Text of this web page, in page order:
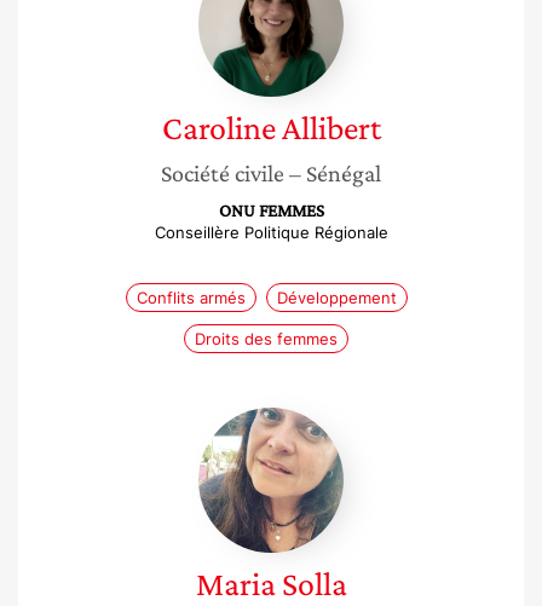
CarolineAllibert
Société civile – Sénégal
ONU FEMMES
Conseillère Politique Régionale
Conflits armés Développement
Droits des femmes
Maria
Solla
Maria Solla